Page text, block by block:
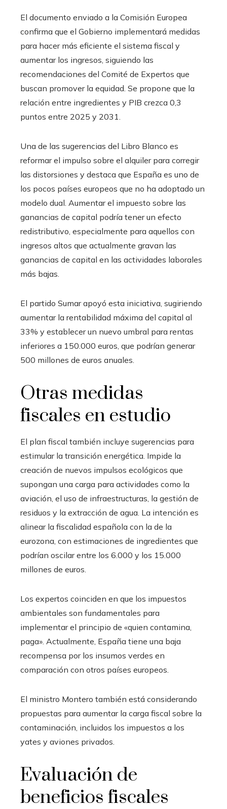
El documento enviado a la Comisión Europea
confirma que el Gobierno implementará medidas
para hacer más eficiente el sistema fiscal y
aumentar los ingresos, siguiendo las
recomendaciones del Comité de Expertos que
buscan promover la equidad. Se propone que la
relación entre ingredientes y PIB crezca 0,3
puntos entre 2025 y 2031.
Una de las sugerencias del Libro Blanco es
reformar el impulso sobre el alquiler para corregir
las distorsiones y destaca que España es uno de
los pocos países europeos que no ha adoptado un
modelo dual. Aumentar el impuesto sobre las
ganancias de capital podría tener un efecto
redistributivo, especialmente para aquellos con
ingresos altos que actualmente gravan las
ganancias de capital en las actividades laborales
más bajas.
El partido Sumar apoyó esta iniciativa, sugiriendo
aumentar la rentabilidad máxima del capital al
33% y establecer un nuevo umbral para rentas
inferiores a 150.000 euros, que podrían generar
500 millones de euros anuales.
Otras medidas
fiscales en estudio
El plan fiscal también incluye sugerencias para
estimular la transición energética. Impide la
creación de nuevos impulsos ecológicos que
supongan una carga para actividades como la
aviación, el uso de infraestructuras, la gestión de
residuos y la extracción de agua. La intención es
alinear la fiscalidad española con la de la
eurozona, con estimaciones de ingredientes que
podrían oscilar entre los 6.000 y los 15.000
millones de euros.
Los expertos coinciden en que los impuestos
ambientales son fundamentales para
implementar el principio de «quien contamina,
paga». Actualmente, España tiene una baja
recompensa por los insumos verdes en
comparación con otros países europeos.
El ministro Montero también está considerando
propuestas para aumentar la carga fiscal sobre la
contaminación, incluidos los impuestos a los
yates y aviones privados.
Evaluación de
beneficios fiscales